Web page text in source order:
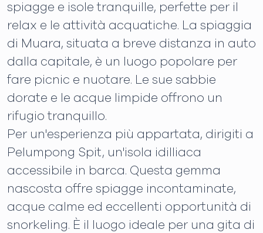
spiagge e isole tranquille, perfette per il
relax e le attività acquatiche. La spiaggia
di Muara, situata a breve distanza in auto
dalla capitale, è un luogo popolare per
fare picnic e nuotare. Le sue sabbie
dorate e le acque limpide offrono un
rifugio tranquillo.
Per un'esperienza più appartata, dirigiti a
Pelumpong Spit, un'isola idilliaca
accessibile in barca. Questa gemma
nascosta offre spiagge incontaminate,
acque calme ed eccellenti opportunità di
snorkeling. È il luogo ideale per una gita di